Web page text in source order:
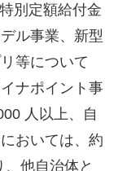
別定額給付金
ル事業、新型
等について
ナポイント事
人以上、自
おいては、約
他自治体と